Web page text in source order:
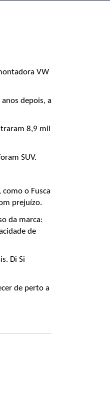
VW
depois, a
8,9 mil
SUV.
o Fusca
prejuízo.
da marca:
de
Di Si
de perto a